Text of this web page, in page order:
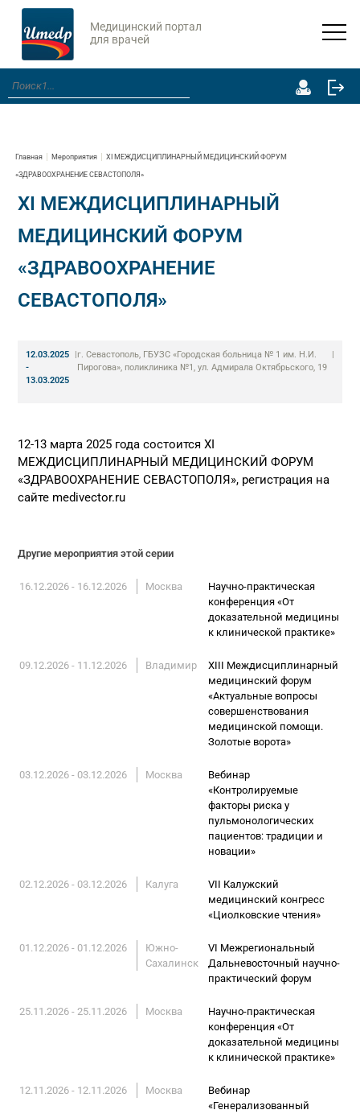
Медицинский портал
для врачей
Главная Мероприятия XI МЕЖДИСЦИПЛИНАРНЫЙ МЕДИЦИНСКИЙ ФОРУМ
«ЗДРАВООХРАНЕНИЕ СЕВАСТОПОЛЯ»
XI МЕЖДИСЦИПЛИНАРНЫЙ
МЕДИЦИНСКИЙ ФОРУМ
«ЗДРАВООХРАНЕНИЕ
СЕВАСТОПОЛЯ»
12.03.2025
-
13.03.2025
|г. Севастополь, ГБУЗС «Городская больница № 1 им. Н.И.
Пирогова», поликлиника №1, ул. Адмирала Октябрьского, 19
|
12-13 марта 2025 года состоится XI
МЕЖДИСЦИПЛИНАРНЫЙ МЕДИЦИНСКИЙ ФОРУМ
«ЗДРАВООХРАНЕНИЕ СЕВАСТОПОЛЯ», регистрация на
сайте medivector.ru
Другие мероприятия этой серии
16.12.2026 - 16.12.2026 Москва
Научно-практическая
конференция «От
доказательной медицины
к клинической практике»
09.12.2026 - 11.12.2026 Владимир
ХIII Междисциплинарный
медицинский форум
«Актуальные вопросы
совершенствования
медицинской помощи.
Золотые ворота»
03.12.2026 - 03.12.2026 Москва
Вебинар
«Контролируемые
факторы риска у
пульмонологических
пациентов: традиции и
новации»
02.12.2026 - 03.12.2026 Калуга
VII Калужский
медицинский конгресс
«Циолковские чтения»
01.12.2026 - 01.12.2026
Южно-
Сахалинск
VI Межрегиональный
Дальневосточный научно-
практический форум
25.11.2026 - 25.11.2026 Москва
Научно-практическая
конференция «От
доказательной медицины
к клинической практике»
12.11.2026 - 12.11.2026 Москва
Вебинар
«Генерализованный